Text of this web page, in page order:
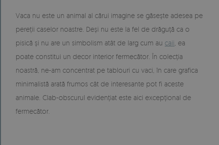
Vaca nu este un animal al cărui imagine se găsește adesea pe
pereții caselor noastre. Deși nu este la fel de drăguță ca o
pisică și nu are un simbolism atât de larg cum au caii , ea
poate constitui un decor interior fermecător. În colecția
noastră, ne-am concentrat pe tablouri cu vaci, în care grafica
minimalistă arată frumos cât de interesante pot fi aceste
animale. Clab-obscurul evidențiat este aici excepțional de
fermecător.